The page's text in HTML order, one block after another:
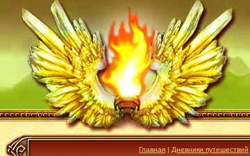
Главная | Дневники путешествий